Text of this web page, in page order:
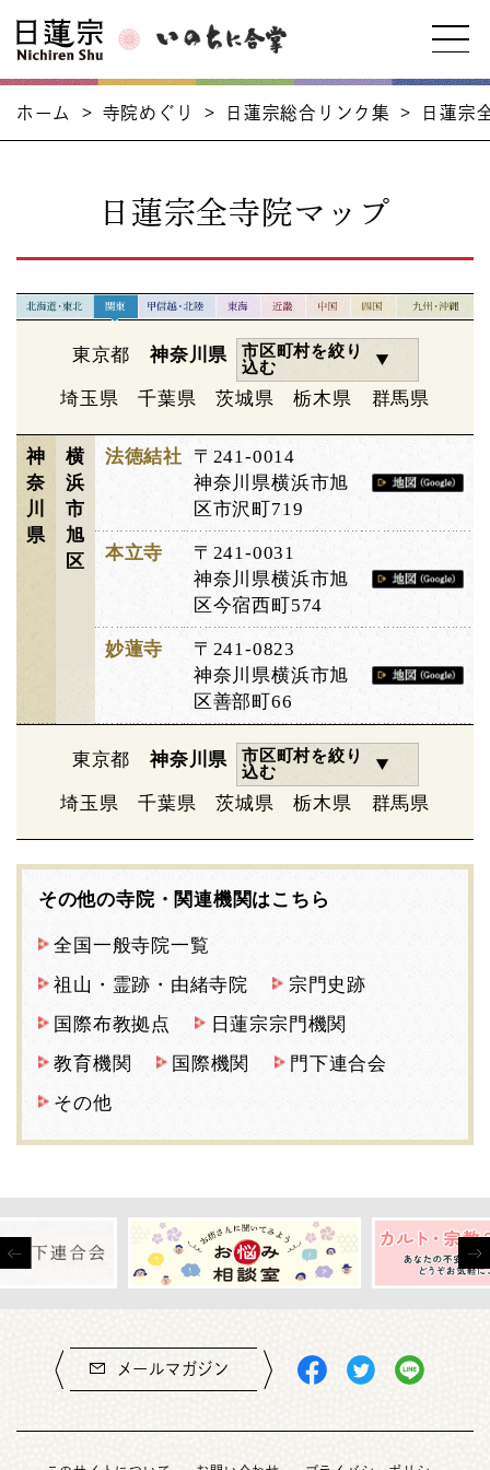
ホーム > 寺院めぐり > 日蓮宗総合リンク集 > 日蓮宗
日蓮宗全寺院マップ
東京都 神奈川県
市区町村を絞り
込む
埼玉県 千葉県 茨城県 栃木県 群馬県
神
奈
川
県
横
浜
市
旭
区
法徳結社
〒241-0014
神奈川県横浜市旭
区市沢町719
本立寺
〒241-0031
神奈川県横浜市旭
区今宿西町574
妙蓮寺
〒241-0823
神奈川県横浜市旭
区善部町66
東京都 神奈川県
市区町村を絞り
込む
埼玉県 千葉県 茨城県 栃木県 群馬県
その他の寺院・関連機関はこちら
全国一般寺院一覧
祖山・霊跡・由緒寺院
宗門史跡
国際布教拠点
日蓮宗宗門機関
教育機関
国際機関
門下連合会
その他
メールマガジン